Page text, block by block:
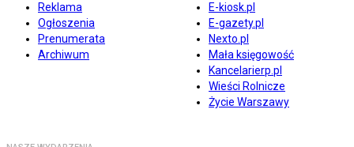
Reklama
Ogłoszenia
Prenumerata
Archiwum
E-kiosk.pl
E-gazety.pl
Nexto.pl
Mała księgowość
Kancelarierp.pl
Wieści Rolnicze
Życie Warszawy